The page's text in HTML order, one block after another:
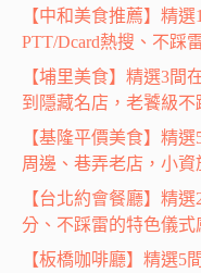
【中和美食推薦】精
PTT/Dcard熱搜、不踩
【埔里美食】精選3間
到隱藏名店，老饕級不
【基隆平價美食】精
周邊、巷弄老店，小資
【台北約會餐廳】精
分、不踩雷的特色儀式
【板橋咖啡廳】精選5